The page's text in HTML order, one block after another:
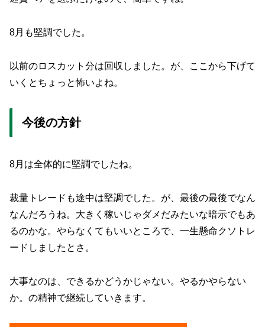
8月も堅調でした。
以前のロスカット分は回収しました。が、ここから下げて
いくとちょっと怖いよね。
今後の方針
8月は全体的に堅調でしたね。
裁量トレードも途中は堅調でした。が、最後の最後でなん
なんだろうね。大きく稼いじゃダメだみたいな暗示でもあ
るのかな。やらなくてもいいところで、一生懸命クソトレ
ードしましたとさ。
大事なのは、できるかどうかじゃない。やるかやらない
か。の精神で継続していきます。